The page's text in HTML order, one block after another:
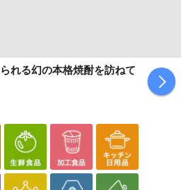
れる幻の本格焼酎を訪ねて